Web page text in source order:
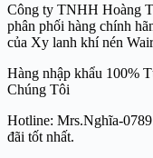
Công ty TNHH Hoàng
phân phối hàng chính
của Xy lanh khí nén
Hàng nhập khẩu 100%
Chúng Tôi
Hotline: Mrs.Nghĩa-
đãi tốt nhất.